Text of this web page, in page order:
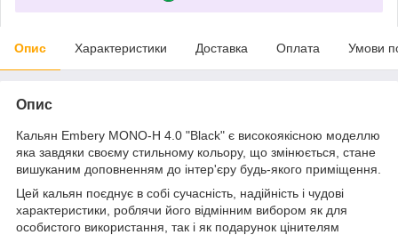
Опис Характеристики Доставка Оплата Умови
Опис
Кальян Embery MONO-H 4.0 "Black" є високоякісною моделлю
яка завдяки своєму стильному кольору, що змінюється, стане
вишуканим доповненням до інтер'єру будь-якого приміщення.
Цей кальян поєднує в собі сучасність, надійність і чудові
характеристики, роблячи його відмінним вибором як для
особистого використання, так і як подарунок цінителям